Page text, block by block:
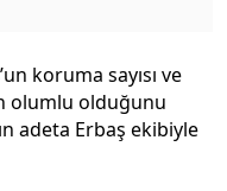
’un koruma sayısı ve
olumlu olduğunu
adeta Erbaş ekibiyle